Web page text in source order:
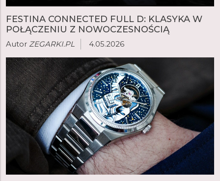
FESTINA CONNECTED FULL D: KLASYKA W
POŁĄCZENIU Z NOWOCZESNOŚCIĄ
Autor ZEGARKI.PL 4.05.2026